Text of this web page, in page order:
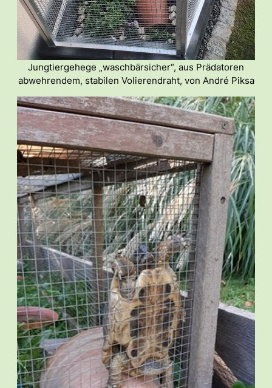
Jungtiergehege „waschbärsicher“, aus Prädatoren
abwehrendem, stabilen Volierendraht, von André Piksa